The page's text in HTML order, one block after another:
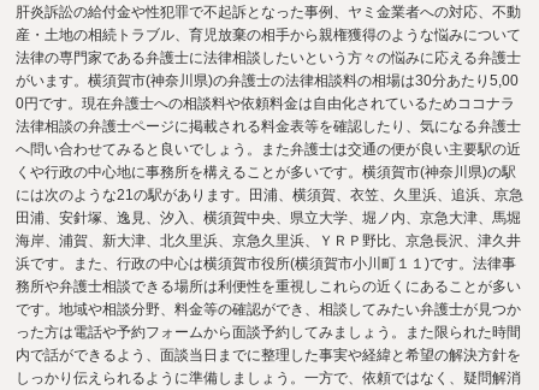
肝炎訴訟の給付金や性犯罪で不起訴となった事例、ヤミ金業者への対応、不動
産・土地の相続トラブル、育児放棄の相手から親権獲得のような悩みについて
法律の専門家である弁護士に法律相談したいという方々の悩みに応える弁護士
がいます。横須賀市(神奈川県)の弁護士の法律相談料の相場は30分あたり5,00
0円です。現在弁護士への相談料や依頼料金は自由化されているためココナラ
法律相談の弁護士ページに掲載される料金表等を確認したり、気になる弁護士
へ問い合わせてみると良いでしょう。また弁護士は交通の便が良い主要駅の近
くや行政の中心地に事務所を構えることが多いです。横須賀市(神奈川県)の駅
には次のような21の駅があります。田浦、横須賀、衣笠、久里浜、追浜、京急
田浦、安針塚、逸見、汐入、横須賀中央、県立大学、堀ノ内、京急大津、馬堀
海岸、浦賀、新大津、北久里浜、京急久里浜、ＹＲＰ野比、京急長沢、津久井
浜です。また、行政の中心は横須賀市役所(横須賀市小川町１１)です。法律事
務所や弁護士相談できる場所は利便性を重視しこれらの近くにあることが多い
です。地域や相談分野、料金等の確認ができ、相談してみたい弁護士が見つか
った方は電話や予約フォームから面談予約してみましょう。また限られた時間
内で話ができるよう、面談当日までに整理した事実や経緯と希望の解決方針を
しっかり伝えられるように準備しましょう。一方で、依頼ではなく、疑問解消